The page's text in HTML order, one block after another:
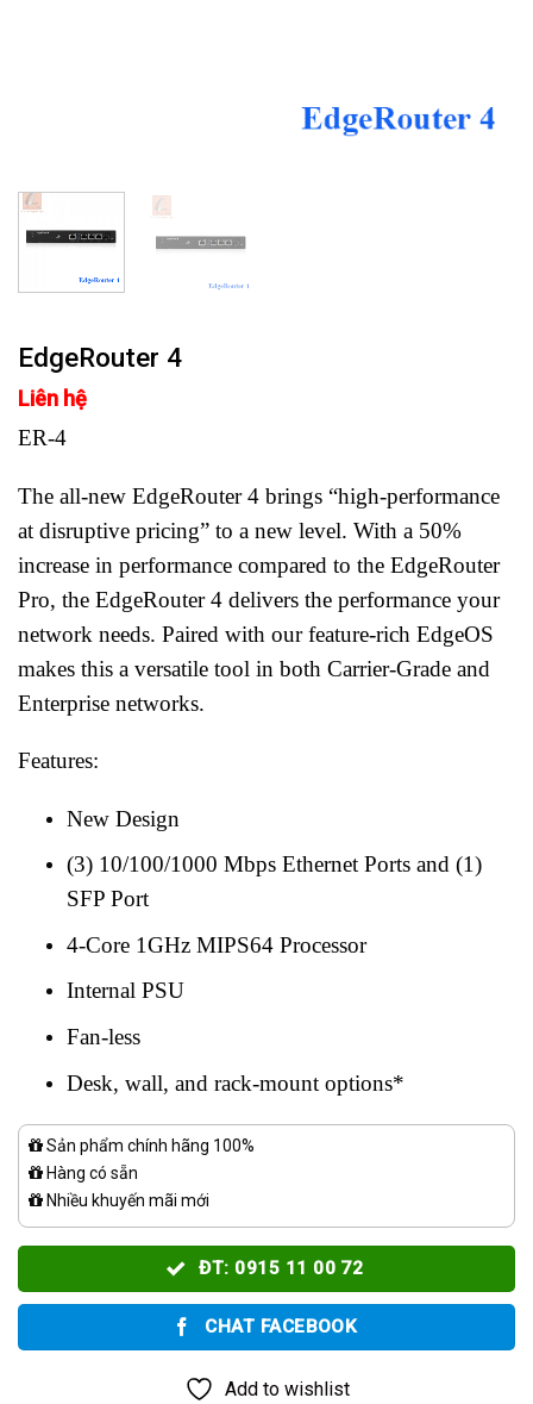
EdgeRouter 4
Liên hệ
ER-4
The all-new EdgeRouter 4 brings “high-performance
at disruptive pricing” to a new level. With a 50%
increase in performance compared to the EdgeRouter
Pro, the EdgeRouter 4 delivers the performance your
network needs. Paired with our feature-rich EdgeOS
makes this a versatile tool in both Carrier-Grade and
Enterprise networks.
Features:
New Design
(3) 10/100/1000 Mbps Ethernet Ports and (1)
SFP Port
4-Core 1GHz MIPS64 Processor
Internal PSU
Fan-less
Desk, wall, and rack-mount options*
Sản phẩm chính hãng 100%
Hàng có sẵn
Nhiều khuyến mãi mới
ĐT: 0915 11 00 72
CHAT FACEBOOK
Add to wishlist